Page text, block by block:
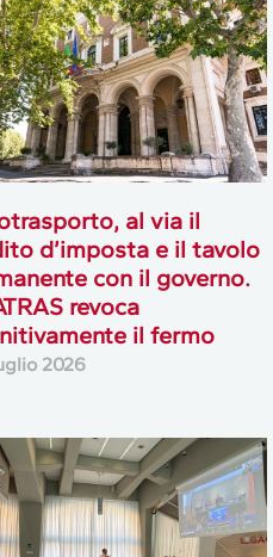
al via il
d’imposta e il tavolo
con il governo.
revoca
il fermo
2026